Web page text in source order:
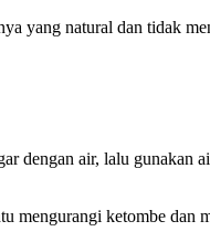
yang natural dan tidak
dengan air, lalu gunakan
mengurangi ketombe